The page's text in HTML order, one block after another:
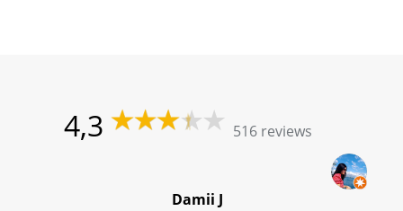
4,3 516 reviews
Damii J